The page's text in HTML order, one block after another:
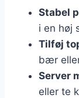
Stabel
i en høj
Tilføj
bær
Server
eller te